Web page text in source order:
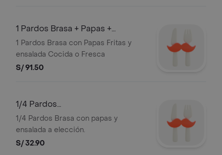
1 Pardos Brasa + Papas +
Ensalada Grande
1 Pardos Brasa con Papas Fritas y
ensalada Cocida o Fresca
S/ 91.50
1/4 Pardos
Brasa+papas+ensalada
1/4 Pardos Brasa con papas y
ensalada a elección.
S/ 32.90